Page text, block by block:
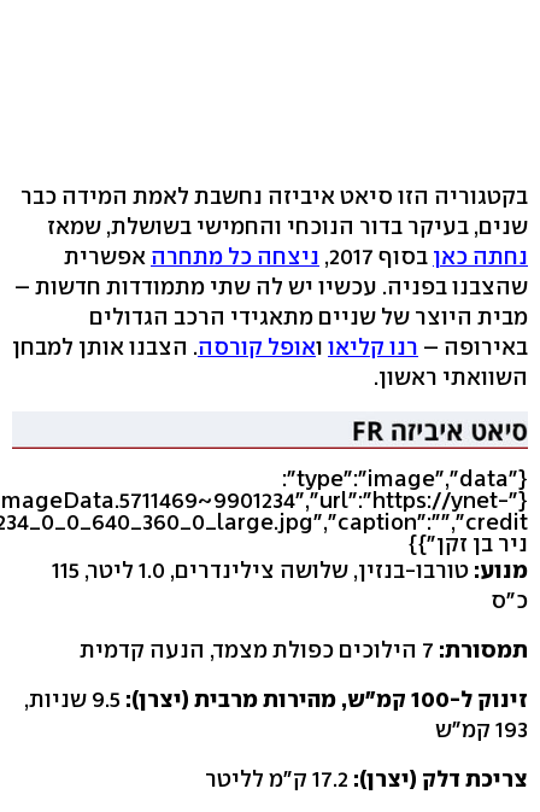
בקטגוריה הזו סיאט איביזה נחשבת לאמת המידה כבר
שנים, בעיקר בדור הנוכחי והחמישי בשושלת, שמאז
נחתה כאן בסוף 2017, ניצחה כל מתחרה אפשרית
שהצבנו בפניה. עכשיו יש לה שתי מתמודדות חדשות –
מבית היוצר של שניים מתאגידי הרכב הגדולים
באירופה – רנו קליאו ואופל קורסה. הצבנו אותן למבחן
השוואתי ראשון.
{"type":"image","data":
ynet-
ניר בן זקן"}}
מנוע:
טורבו-בנזין, שלושה צילינדרים, 1.0 ליטר, 115
כ"ס
תמסורת:
זינוק ל-100 קמ"ש, מהירות מרבית (יצרן):
9.5 שניות,
193 קמ"ש
צריכת דלק (יצרן):